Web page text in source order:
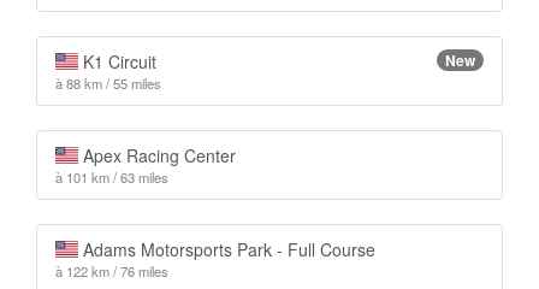
K1 Circuit New
à 88 km / 55 miles
Apex Racing Center
à 101 km / 63 miles
Adams Motorsports Park - Full Course
à 122 km / 76 miles